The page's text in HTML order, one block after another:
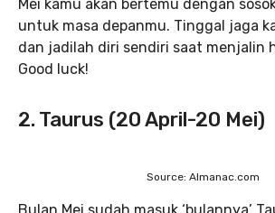
Mei kamu akan bertemu dengan
untuk masa depanmu. Tinggal jaga
dan jadilah diri sendiri saat menjalin
Good luck!
2. Taurus (20 April-20 Mei)
Source: Almanac.com